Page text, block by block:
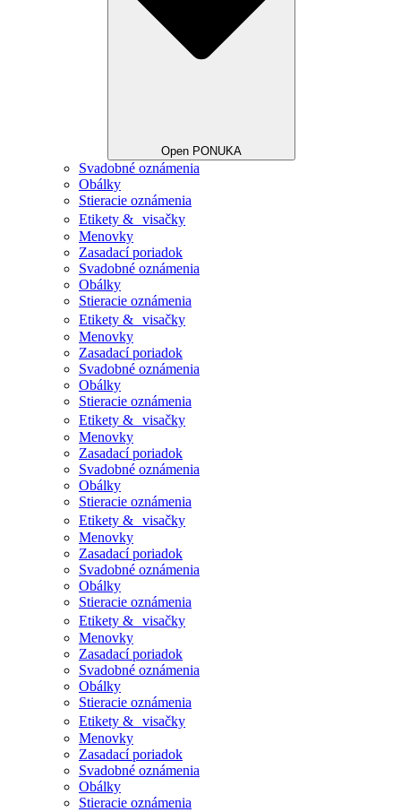
Open PONUKA
Svadobné oznámenia
Obálky
Stieracie oznámenia
Etikety & visačky
Menovky
Zasadací poriadok
Svadobné oznámenia
Obálky
Stieracie oznámenia
Etikety & visačky
Menovky
Zasadací poriadok
Svadobné oznámenia
Obálky
Stieracie oznámenia
Etikety & visačky
Menovky
Zasadací poriadok
Svadobné oznámenia
Obálky
Stieracie oznámenia
Etikety & visačky
Menovky
Zasadací poriadok
Svadobné oznámenia
Obálky
Stieracie oznámenia
Etikety & visačky
Menovky
Zasadací poriadok
Svadobné oznámenia
Obálky
Stieracie oznámenia
Etikety & visačky
Menovky
Zasadací poriadok
Svadobné oznámenia
Obálky
Stieracie oznámenia